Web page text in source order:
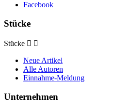
Facebook
Stücke
Stücke  
Neue Artikel
Alle Autoren
Einnahme-Meldung
Unternehmen